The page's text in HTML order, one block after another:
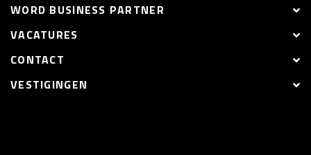
WORD BUSINESS PARTNER
VACATURES
CONTACT
VESTIGINGEN